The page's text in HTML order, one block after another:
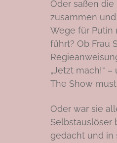
Oder saßen
zusammen
Wege für Putin
führt? Ob Frau
„Jetzt mach!“
The Show
Oder war sie
Selbstauslöser
gedacht und in